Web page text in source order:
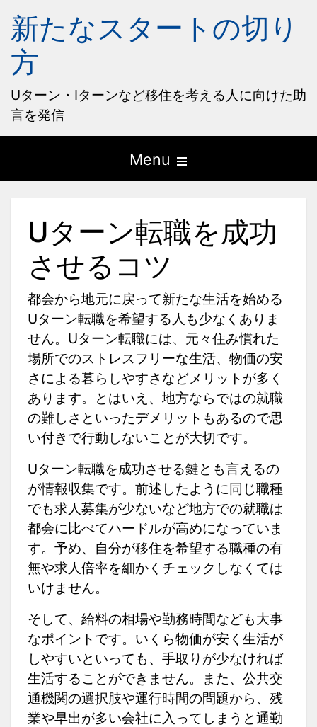
新たなスタートの切り
方
Uターン・Iターンなど移住を考える人に向けた助
言を発信
Menu
the
menu
Uターン転職を成功
させるコツ
都会から地元に戻って新たな生活を始める
Uターン転職を希望する人も少なくありま
せん。Uターン転職には、元々住み慣れた
場所でのストレスフリーな生活、物価の安
さによる暮らしやすさなどメリットが多く
あります。とはいえ、地方ならではの就職
の難しさといったデメリットもあるので思
い付きで行動しないことが大切です。
Uターン転職を成功させる鍵とも言えるの
が情報収集です。前述したように同じ職種
でも求人募集が少ないなど地方での就職は
都会に比べてハードルが高めになっていま
す。予め、自分が移住を希望する職種の有
無や求人倍率を細かくチェックしなくては
いけません。
そして、給料の相場や勤務時間なども大事
なポイントです。いくら物価が安く生活が
しやすいといっても、手取りが少なければ
生活することができません。また、公共交
通機関の選択肢や運行時間の問題から、残
業や早出が多い会社に入ってしまうと通勤